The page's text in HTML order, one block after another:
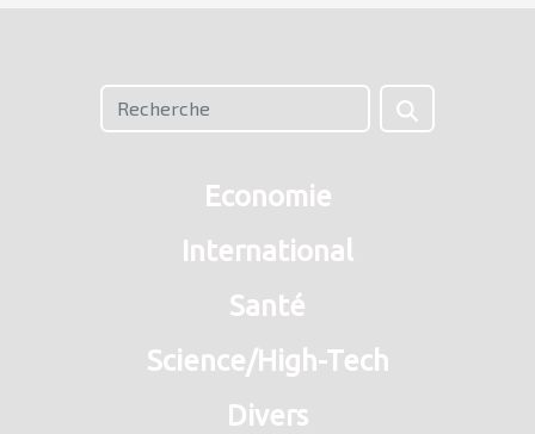
Economie
International
Santé
Science/High-Tech
Divers